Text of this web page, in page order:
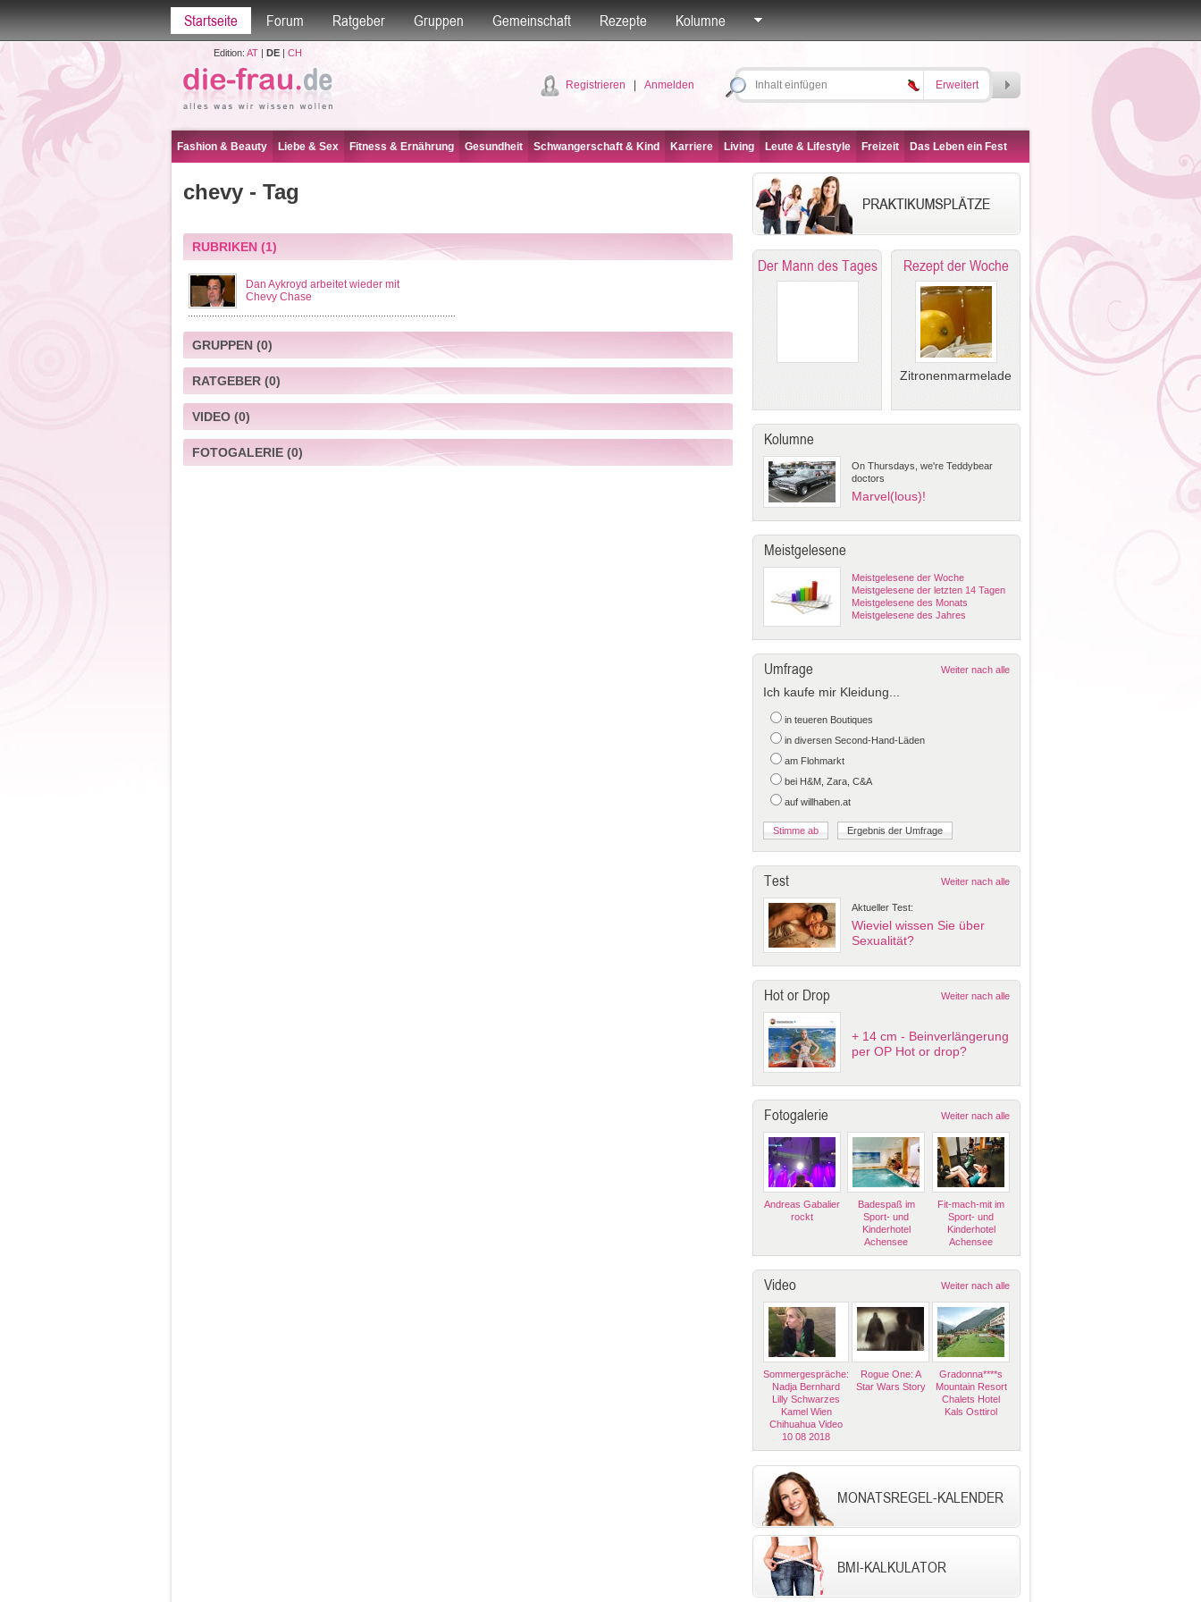
Startseite Forum Ratgeber Gruppen Gemeinschaft Rezepte Kolumne
Edition: AT| DE| CH
Registrieren Anmelden Erweitert
Fashion & Beauty Liebe & Sex Fitness & Ernährung Gesundheit Schwangerschaft & Kind Karriere Living Leute & Lifestyle Freizeit Das Leben ein Fest
chevy - Tag
RUBRIKEN(1)
Dan Aykroyd arbeitet wieder mit
Chevy Chase
GRUPPEN(0)
RATGEBER(0)
VIDEO(0)
FOTOGALERIE(0)
Der Mann des Tages Rezept der Woche
Zitronenmarmelade
Kolumne
On Thursdays, we're Teddybear
doctors
Marvel(lous)!
Meistgelesene
Meistgelesene der Woche
Meistgelesene der letzten 14 Tagen
Meistgelesene des Monats
Meistgelesene des Jahres
Umfrage Weiter nach alle
Ich kaufe mir Kleidung...
in teueren Boutiques
in diversen Second-Hand-Läden
am Flohmarkt
bei H&M, Zara, C&A
auf willhaben.at
Test Weiter nach alle
Aktueller Test:
Wieviel wissen Sie über
Sexualität?
Hot or Drop Weiter nach alle
+ 14 cm - Beinverlängerung
per OP Hot or drop?
Fotogalerie Weiter nach alle
Andreas Gabalier
rockt
Badespaß im
Sport- und
Kinderhotel
Achensee
Fit-mach-mit im
Sport- und
Kinderhotel
Achensee
Video Weiter nach alle
Sommergespräche:
Nadja Bernhard
Lilly Schwarzes
Kamel Wien
Chihuahua Video
10 08 2018
Rogue One: A
Star Wars Story
Gradonna****s
Mountain Resort
Chalets Hotel
Kals Osttirol
MONATSREGEL-KALENDER
BMI-KALKULATOR